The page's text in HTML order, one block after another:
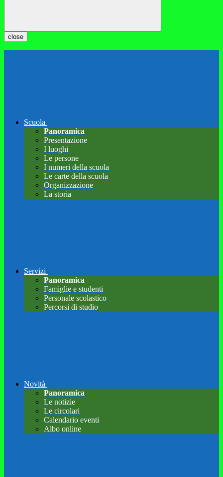
close
Scuola
Panoramica
Presentazione
I luoghi
Le persone
I numeri della scuola
Le carte della scuola
Organizzazione
La storia
Servizi
Panoramica
Famiglie e studenti
Personale scolastico
Percorsi di studio
Novità
Panoramica
Le notizie
Le circolari
Calendario eventi
Albo online